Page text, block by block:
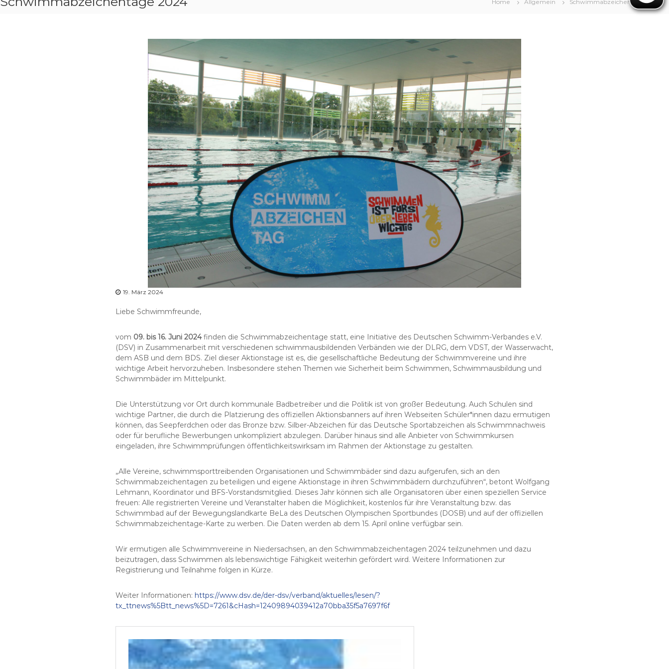
Home Allgemein Schwimmabzeichentage 2024
19. März 2024
Liebe Schwimmfreunde,
vom 09. bis 16. Juni 2024finden die Schwimmabzeichentage statt, eine Initiative des Deutschen Schwimm-Verbandes e.V.
(DSV) in Zusammenarbeit mit verschiedenen schwimmausbildenden Verbänden wie der DLRG, dem VDST, der Wasserwacht,
dem ASB und dem BDS. Ziel dieser Aktionstage ist es, die gesellschaftliche Bedeutung der Schwimmvereine und ihre
wichtige Arbeit hervorzuheben. Insbesondere stehen Themen wie Sicherheit beim Schwimmen, Schwimmausbildung und
Schwimmbäder im Mittelpunkt.
Die Unterstützung vor Ort durch kommunale Badbetreiber und die Politik ist von großer Bedeutung. Auch Schulen sind
wichtige Partner, die durch die Platzierung des offiziellen Aktionsbanners auf ihren Webseiten Schüler*innen dazu ermutigen
können, das Seepferdchen oder das Bronze bzw. Silber-Abzeichen für das Deutsche Sportabzeichen als Schwimmnachweis
oder für berufliche Bewerbungen unkompliziert abzulegen. Darüber hinaus sind alle Anbieter von Schwimmkursen
eingeladen, ihre Schwimmprüfungen öffentlichkeitswirksam im Rahmen der Aktionstage zu gestalten.
„Alle Vereine, schwimmsporttreibenden Organisationen und Schwimmbäder sind dazu aufgerufen, sich an den
Schwimmabzeichentagen zu beteiligen und eigene Aktionstage in ihren Schwimmbädern durchzuführen“, betont Wolfgang
Lehmann, Koordinator und BFS-Vorstandsmitglied. Dieses Jahr können sich alle Organisatoren über einen speziellen Service
freuen: Alle registrierten Vereine und Veranstalter haben die Möglichkeit, kostenlos für ihre Veranstaltung bzw. das
Schwimmbad auf der Bewegungslandkarte BeLa des Deutschen Olympischen Sportbundes (DOSB) und auf der offiziellen
Schwimmabzeichentage-Karte zu werben. Die Daten werden ab dem 15. April online verfügbar sein.
Wir ermutigen alle Schwimmvereine in Niedersachsen, an den Schwimmabzeichentagen 2024 teilzunehmen und dazu
beizutragen, dass Schwimmen als lebenswichtige Fähigkeit weiterhin gefördert wird. Weitere Informationen zur
Registrierung und Teilnahme folgen in Kürze.
Weiter Informationen: https://www.dsv.de/der-dsv/verband/aktuelles/lesen/?
tx_ttnews%5Btt_news%5D=7261&cHash=12409894039412a70bba35f5a7697f6f